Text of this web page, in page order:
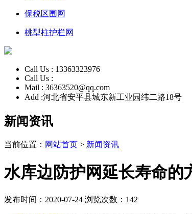
保税区围网
桃型柱护栏网
Call Us : 13363323976
Call Us :
Mail : 36363520@qq.com
Add :河北省安平县城东新工业园纬二路18号
新闻资讯
当前位置： 网站首页 > 新闻资讯
水库边防护网延长寿命的
发布时间：2020-07-24 浏览次数： 142